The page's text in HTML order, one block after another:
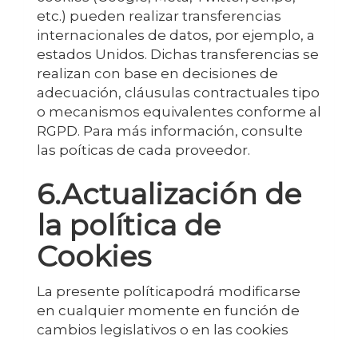
etc.) pueden realizar transferencias
internacionales de datos, por ejemplo, a
estados Unidos. Dichas transferencias se
realizan con base en decisiones de
adecuación, cláusulas contractuales tipo
o mecanismos equivalentes conforme al
RGPD. Para más información, consulte
las poíticas de cada proveedor.
6.Actualización de
la política de
Cookies
La presente políticapodrá modificarse
en cualquier momente en función de
cambios legislativos o en las cookies